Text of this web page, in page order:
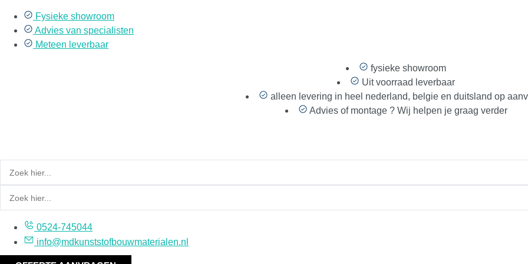
naar
inhoud
Fysieke showroom
Advies van specialisten
Meteen leverbaar
fysieke showroom
Uit voorraad leverbaar
alleen levering in heel nederland, belgie en duitsland op
Advies of montage ? Wij helpen je graag verder
0524-745044
info@mdkunststofbouwmaterialen.nl